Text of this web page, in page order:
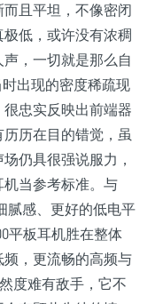
且平坦，不像密闭
低，或许没有浓稠
，一切就是那么自
出现的密度稀疏现
忠实反映出前端器
历在目的错觉，虽
仍具很强说服力，
当参考标准。与
腻感、更好的低电平
平板耳机胜在整体
，更流畅的高频与
度难有敌手，它不